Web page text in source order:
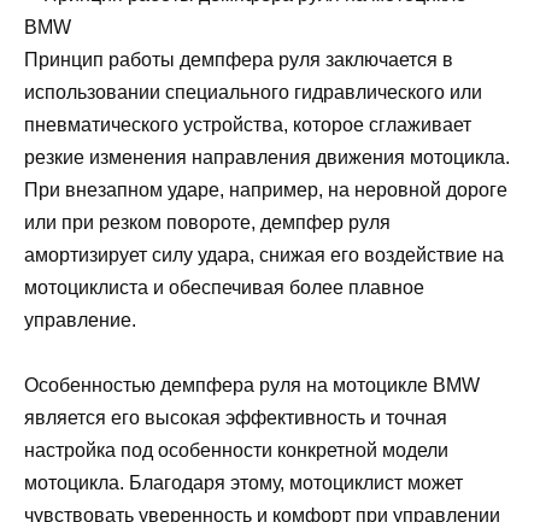
Принцип работы демпфера руля заключается в
использовании специального гидравлического или
пневматического устройства, которое сглаживает
резкие изменения направления движения мотоцикла.
При внезапном ударе, например, на неровной дороге
или при резком повороте, демпфер руля
амортизирует силу удара, снижая его воздействие на
мотоциклиста и обеспечивая более плавное
управление.
Особенностью демпфера руля на мотоцикле BMW
является его высокая эффективность и точная
настройка под особенности конкретной модели
мотоцикла. Благодаря этому, мотоциклист может
чувствовать уверенность и комфорт при управлении